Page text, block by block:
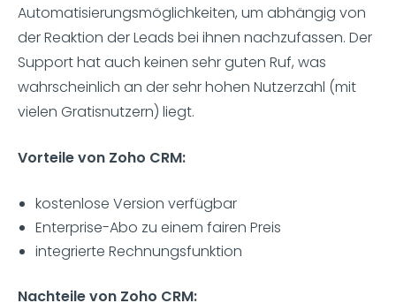
Automatisierungsmöglichkeiten, um abhängig von
der Reaktion der Leads bei ihnen nachzufassen. Der
Support hat auch keinen sehr guten Ruf, was
wahrscheinlich an der sehr hohen Nutzerzahl (mit
vielen Gratisnutzern) liegt.
Vorteile von Zoho CRM:
kostenlose Version verfügbar
Enterprise-Abo zu einem fairen Preis
integrierte Rechnungsfunktion
Nachteile von Zoho CRM: